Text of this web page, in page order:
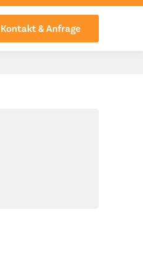
Kontakt & Anfrage